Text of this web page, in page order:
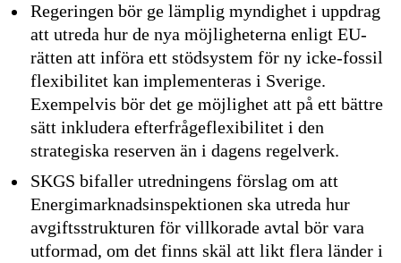
Regeringen bör ge lämplig myndighet i uppdrag
att utreda hur de nya möjligheterna enligt EU-
rätten att införa ett stödsystem för ny icke-fossil
flexibilitet kan implementeras i Sverige.
Exempelvis bör det ge möjlighet att på ett bättre
sätt inkludera efterfrågeflexibilitet i den
strategiska reserven än i dagens regelverk.
SKGS bifaller utredningens förslag om att
Energimarknadsinspektionen ska utreda hur
avgiftsstrukturen för villkorade avtal bör vara
utformad, om det finns skäl att likt flera länder i